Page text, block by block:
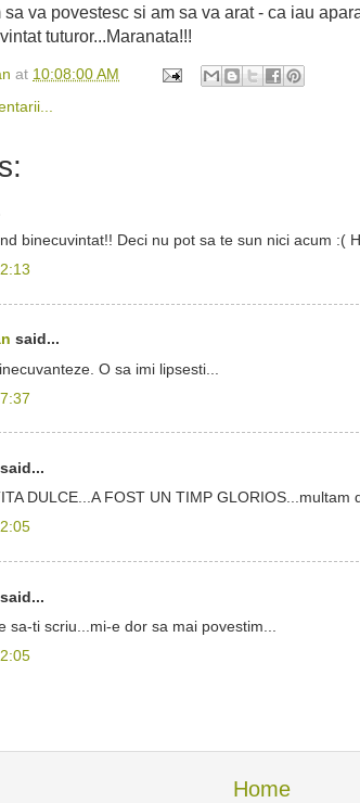
va povestesc si am sa va arat - ca iau
tuturor...Maranata!!!
at 10:08:00 AM
binecuvintat!! Deci nu pot sa te sun nici acum :(
said...
O sa imi lipsesti...
said...
DULCE...A FOST UN TIMP GLORIOS...multam
said...
sa-ti scriu...mi-e dor sa mai povestim...
Home